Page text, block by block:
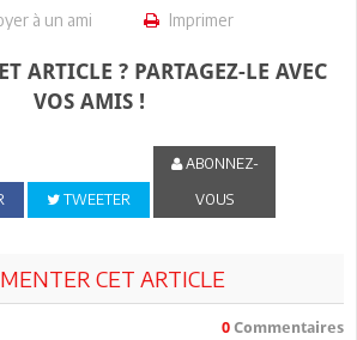
à un ami Imprimer
ARTICLE ? PARTAGEZ-LE AVEC
VOS AMIS !
TWEETER
ABONNEZ-
VOUS
CET ARTICLE
0 Commentaires